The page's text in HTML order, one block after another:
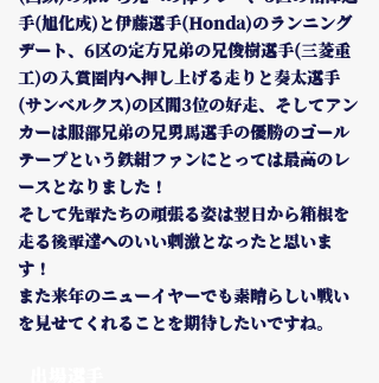
手(旭化成)と伊藤選手(Honda)のランニング
デート、6区の定方兄弟の兄俊樹選手(三菱重
工)の入賞圏内へ押し上げる走りと奏太選手
(サンベルクス)の区間3位の好走、そしてアン
カーは服部兄弟の兄勇馬選手の優勝のゴール
テープという鉄紺ファンにとっては最高のレ
ースとなりました！
そして先輩たちの頑張る姿は翌日から箱根を
走る後輩達へのいい刺激となったと思いま
す！
また来年のニューイヤーでも素晴らしい戦い
を見せてくれることを期待したいですね。